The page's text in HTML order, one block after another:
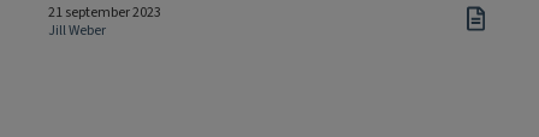
21 september 2023
Jill Weber